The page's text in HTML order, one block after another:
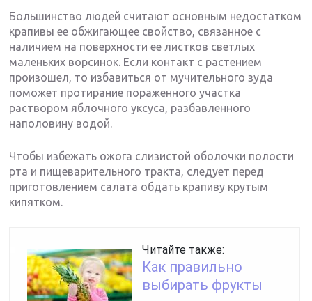
Большинство людей считают основным недостатком
крапивы ее обжигающее свойство, связанное с
наличием на поверхности ее листков светлых
маленьких ворсинок. Если контакт с растением
произошел, то избавиться от мучительного зуда
поможет протирание пораженного участка
раствором яблочного уксуса, разбавленного
наполовину водой.
Чтобы избежать ожога слизистой оболочки полости
рта и пищеварительного тракта, следует перед
приготовлением салата обдать крапиву крутым
кипятком.
Читайте также:
Как правильно
выбирать фрукты